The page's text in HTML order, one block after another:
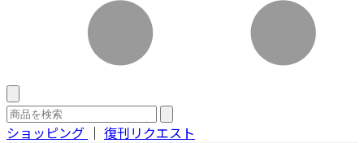
ショッピング ｜ 復刊リクエスト